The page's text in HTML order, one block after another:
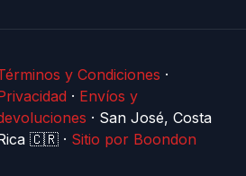
y Condiciones ·
· Envíos y
· San José, Costa
🇨🇷 · Sitio por Boondon